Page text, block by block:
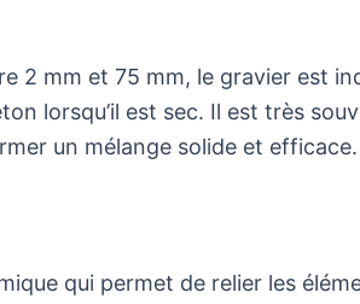
2 mm et 75 mm, le gravier est
lorsqu’il est sec. Il est très
un mélange solide et efficace.
qui permet de relier les